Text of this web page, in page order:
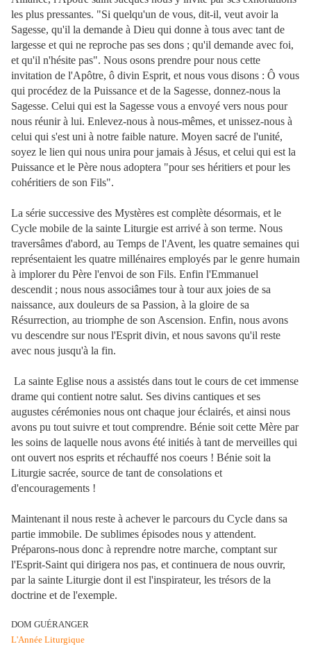
les plus pressantes. "Si quelqu'un de vous, dit-il, veut avoir la
Sagesse, qu'il la demande à Dieu qui donne à tous avec tant de
largesse et qui ne reproche pas ses dons ; qu'il demande avec foi,
et qu'il n'hésite pas". Nous osons prendre pour nous cette
invitation de l'Apôtre, ô divin Esprit, et nous vous disons : Ô vous
qui procédez de la Puissance et de la Sagesse, donnez-nous la
Sagesse. Celui qui est la Sagesse vous a envoyé vers nous pour
nous réunir à lui. Enlevez-nous à nous-mêmes, et unissez-nous à
celui qui s'est uni à notre faible nature. Moyen sacré de l'unité,
soyez le lien qui nous unira pour jamais à Jésus, et celui qui est la
Puissance et le Père nous adoptera "pour ses héritiers et pour les
cohéritiers de son Fils".
La série successive des Mystères est complète désormais, et le
Cycle mobile de la sainte Liturgie est arrivé à son terme. Nous
traversâmes d'abord, au Temps de l'Avent, les quatre semaines qui
représentaient les quatre millénaires employés par le genre humain
à implorer du Père l'envoi de son Fils. Enfin l'Emmanuel
descendit ; nous nous associâmes tour à tour aux joies de sa
naissance, aux douleurs de sa Passion, à la gloire de sa
Résurrection, au triomphe de son Ascension. Enfin, nous avons
vu descendre sur nous l'Esprit divin, et nous savons qu'il reste
avec nous jusqu'à la fin.
La sainte Eglise nous a assistés dans tout le cours de cet immense
drame qui contient notre salut. Ses divins cantiques et ses
augustes cérémonies nous ont chaque jour éclairés, et ainsi nous
avons pu tout suivre et tout comprendre. Bénie soit cette Mère par
les soins de laquelle nous avons été initiés à tant de merveilles qui
ont ouvert nos esprits et réchauffé nos coeurs ! Bénie soit la
Liturgie sacrée, source de tant de consolations et
d'encouragements !
Maintenant il nous reste à achever le parcours du Cycle dans sa
partie immobile. De sublimes épisodes nous y attendent.
Préparons-nous donc à reprendre notre marche, comptant sur
l'Esprit-Saint qui dirigera nos pas, et continuera de nous ouvrir,
par la sainte Liturgie dont il est l'inspirateur, les trésors de la
doctrine et de l'exemple.
DOM GUÉRANGER
L'Année Liturgique